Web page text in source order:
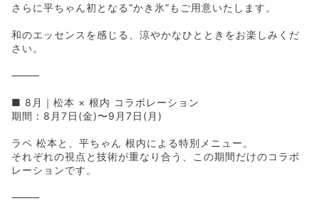
さらに平ちゃん初となる“かき氷”もご用意いたします。
和のエッセンスを感じる、涼やかなひとときをお楽しみくだ
さい。
⸻
■ 8月｜松本 × 根内 コラボレーション
期間：8月7日(金)〜9月7日(月)
ラペ 松本と、平ちゃん 根内による特別メニュー。
それぞれの視点と技術が重なり合う、この期間だけのコラボ
レーションです。
⸻